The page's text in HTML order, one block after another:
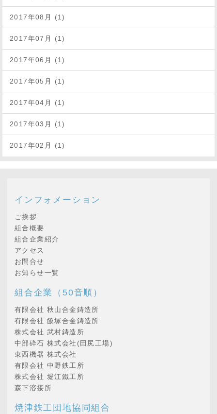
2017年08月 (1)
2017年07月 (1)
2017年06月 (1)
2017年05月 (1)
2017年04月 (1)
2017年03月 (1)
2017年02月 (1)
インフォメーション
ご挨拶
組合概要
組合企業紹介
アクセス
お問合せ
お知らせ一覧
組合企業（50音順）
有限会社 秋山合金鋳造所
有限会社 飯塚合金鋳造所
株式会社 武村鋳造所
中部砕石 株式会社(田尻工場)
東西機器 株式会社
有限会社 中野鉄工所
株式会社 堀江鐵工所
森下溶接所
焼津鉄工団地協同組合